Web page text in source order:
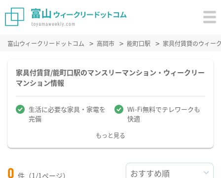
富山ウィークリードットコム 高岡市 能町口駅 家具付賃貸のウィー
家具付賃貸/能町口駅のマンスリーマンション・ウィークリー
マンション情報
生活に必要な家具・家電を
完備
Wi-Fi無料でテレワークも
快適
もっと見る
0 件（1/1ページ）